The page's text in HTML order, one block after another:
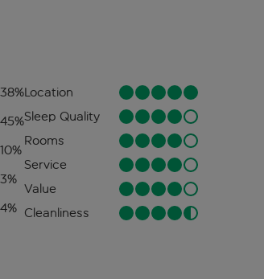
38%
45%
10%
3%
4%
Location
Sleep Quality
Rooms
Service
Value
Cleanliness